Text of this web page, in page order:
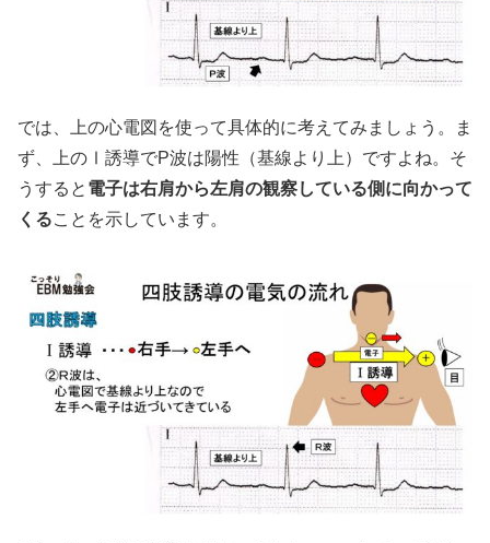
では、上の心電図を使って具体的に考えてみましょう。ま
ず、上のⅠ誘導でP波は陽性（基線より上）ですよね。そ
うすると 電子は右肩から左肩の観察している側に向かって
くることを示しています。